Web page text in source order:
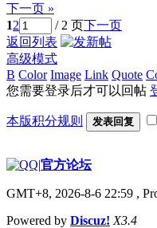
下一页 »
12 / 2 页下一页
返回列表
高级模式
B Color Image Link Quote
您需要登录后才可以回帖
本版积分规则 发表回复
|官方论坛
GMT+8, 2026-8-6 22:59 ,
Powered by Discuz! X3.4